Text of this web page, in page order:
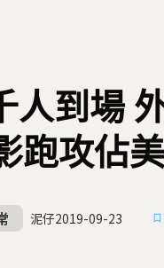
人到場
跑攻佔美
泥仔2019-09-23